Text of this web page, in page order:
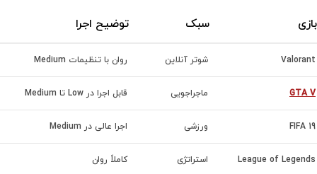
بازی سبک توضیح اجرا
Valorant شوتر آنلاین روان با تنظیمات Medium
GTA V ماجراجویی قابل اجرا در Low تا Medium
FIFA 19 ورزشی اجرا عالی در Medium
League of Legends استراتژی کاملاً روان